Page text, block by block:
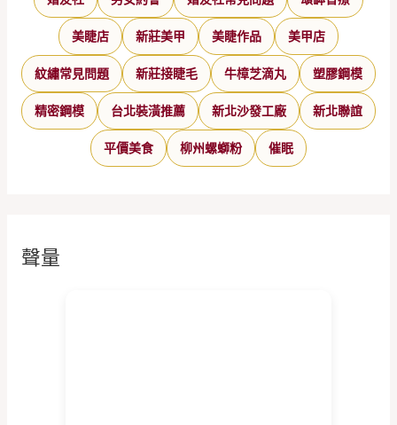
美睫店 新莊美甲 美睫作品 美甲店
紋繡常見問題 新莊接睫毛 牛樟芝滴丸 塑膠鋼模
精密鋼模 台北裝潢推薦 新北沙發工廠 新北聯誼
平價美食 柳州螺螄粉 催眠
聲量